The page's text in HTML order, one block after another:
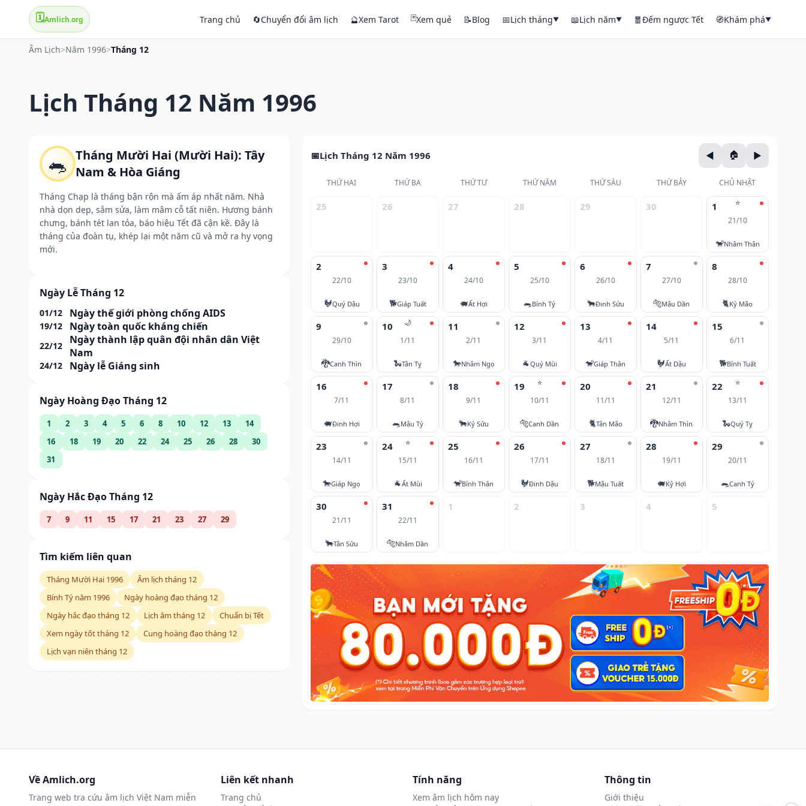
🗓️Amlich.org Trang chủ 🔄Chuyển đổi âm lịch 🔮Xem Tarot 🃏Xem quẻ 📝Blog 📅Lịch tháng▼ 📖Lịch năm▼ 🧧Đếm ngược Tết 🧭Khám phá▼
Âm Lịch>Năm 1996>Tháng 12
Lịch Tháng 12 Năm 1996
🐀 Tháng Mười Hai (Mười Hai): Tây
Nam & Hòa Giáng
Tháng Chạp là tháng bận rộn mà ấm áp nhất năm. Nhà
nhà dọn dẹp, sắm sửa, làm mâm cỗ tất niên. Hương bánh
chưng, bánh tét lan tỏa, báo hiệu Tết đã cận kề. Đây là
tháng của đoàn tụ, khép lại một năm cũ và mở ra hy vọng
mới.
Ngày Lễ Tháng 12
01/12 Ngày thế giới phòng chống AIDS
19/12 Ngày toàn quốc kháng chiến
22/12
Ngày thành lập quân đội nhân dân Việt
Nam
24/12 Ngày lễ Giáng sinh
Ngày Hoàng Đạo Tháng 12
1 2 3 4 5 6 8 10 12 13
14
16
18 19 20 22 24 25 26 28
30
31
Ngày Hắc Đạo Tháng 12
7 9 11 15 17 21 23 27 29
Tìm kiếm liên quan
Tháng Mười Hai 1996
Âm lịch tháng 12
Bính Tý năm 1996
Ngày hoàng đạo tháng 12
Ngày hắc đạo tháng 12
Lịch âm tháng 12
Chuẩn bị Tết
Xem ngày tốt tháng 12
Cung hoàng đạo tháng 12
Lịch vạn niên tháng 12
Lịch Tháng 12 Năm 1996
THỨ HAI THỨ BA THỨ TƯ THỨ NĂM THỨ SÁU THỨ BẢY CHỦ NHẬT
25 26 27 28 29 30 ⭐
1
21/10
🐒Nhâm Thân
2
22/10
🐓Quý Dậu
3
23/10
🐕Giáp Tuất
4
24/10
🐖Ất Hợi
5
25/10
🐀Bính Tý
6
26/10
🐂Đinh Sửu
7
27/10
🐅Mậu Dần
8
28/10
🐈Kỷ Mão
9
29/10
🐉Canh Thìn
🌙
10
1/11
🐍Tân Tỵ
11
2/11
🐎Nhâm Ngọ
12
3/11
🐐Quý Mùi
13
4/11
🐒Giáp Thân
14
5/11
🐓Ất Dậu
15
6/11
🐕Bính Tuất
16
7/11
🐖Đinh Hợi
17
8/11
🐀Mậu Tý
18
9/11
🐂Kỷ Sửu
⭐
19
10/11
🐅Canh Dần
20
11/11
🐈Tân Mão
21
12/11
🐉Nhâm Thìn
⭐
22
13/11
🐍Quý Tỵ
23
14/11
🐎Giáp Ngọ
⭐
24
15/11
🐐Ất Mùi
25
16/11
🐒Bính Thân
26
17/11
🐓Đinh Dậu
27
18/11
🐕Mậu Tuất
28
19/11
🐖Kỷ Hợi
29
20/11
🐀Canh Tý
30
21/11
🐂Tân Sửu
31
22/11
🐅Nhâm Dần
1 2 3 4 5
Về Amlich.org
Trang web tra cứu âm lịch Việt Nam miễn
Liên kết nhanh
Trang chủ
Tính năng
Xem âm lịch hôm nay
Thông tin
Giới thiệu